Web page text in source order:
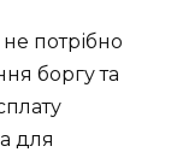
потрібно
боргу та
для